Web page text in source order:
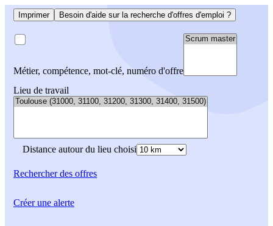
Imprimer Besoin d'aide sur la recherche d'offres d'emploi ?
Métier, compétence, mot-clé, numéro d'offre
Lieu de travail
Distance autour du lieu choisi
Rechercherdes offres
Créer une alerte